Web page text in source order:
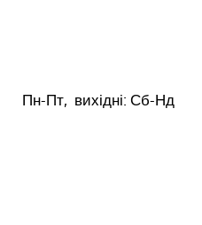
Пн-Пт, вихідні: Сб-Нд